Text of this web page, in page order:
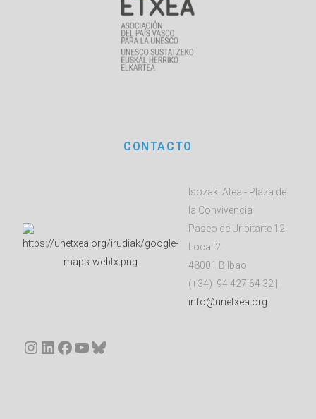
CONTACTO
Isozaki Atea - Plaza de
la Convivencia
Paseo de Uribitarte 12,
Local 2
48001 Bilbao
(+34) 94 427 64 32 |
info@unetxea.org
Instagram
LinkedIn
Facebook
YouTube
Bluesky